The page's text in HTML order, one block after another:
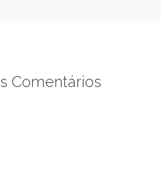
Comentários